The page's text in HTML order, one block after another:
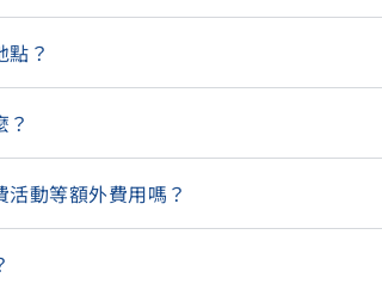
點？
動等額外費用嗎？